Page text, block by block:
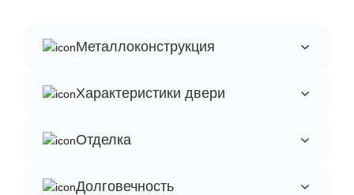
Металлоконструкция
Характеристики двери
Отделка
Долговечность